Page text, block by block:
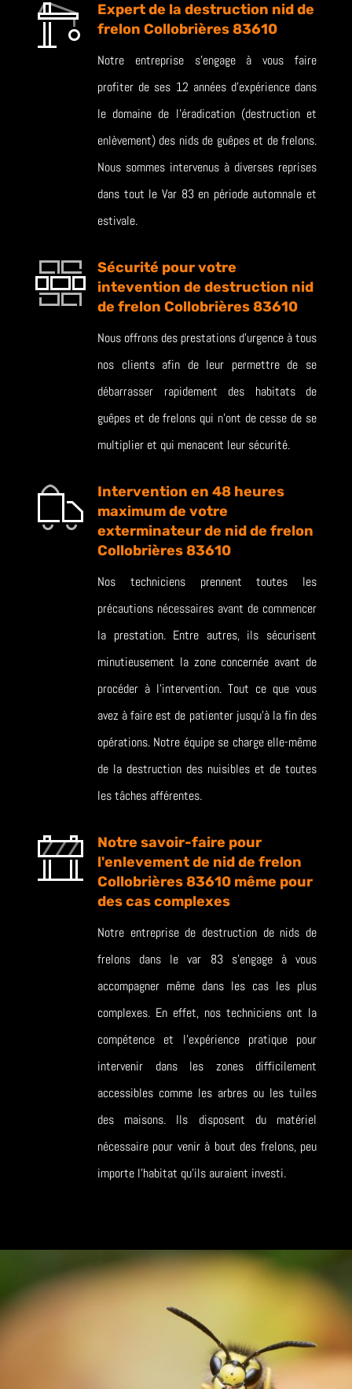
Expert de la destruction nid de
frelon Collobrières 83610
Notre entreprise s’engage à vous faire
profiter de ses 12 années d’expérience dans
le domaine de l’éradication (destruction et
enlèvement) des nids de guêpes et de frelons.
Nous sommes intervenus à diverses reprises
dans tout le Var 83 en période automnale et
estivale.
Sécurité pour votre
intevention de destruction nid
de frelon Collobrières 83610
Nous offrons des prestations d’urgence à tous
nos clients afin de leur permettre de se
débarrasser rapidement des habitats de
guêpes et de frelons qui n’ont de cesse de se
multiplier et qui menacent leur sécurité.
Intervention en 48 heures
maximum de votre
exterminateur de nid de frelon
Collobrières 83610
Nos techniciens prennent toutes les
précautions nécessaires avant de commencer
la prestation. Entre autres, ils sécurisent
minutieusement la zone concernée avant de
procéder à l’intervention. Tout ce que vous
avez à faire est de patienter jusqu’à la fin des
opérations. Notre équipe se charge elle-même
de la destruction des nuisibles et de toutes
les tâches afférentes.
Notre savoir-faire pour
l'enlevement de nid de frelon
Collobrières 83610 même pour
des cas complexes
Notre entreprise de destruction de nids de
frelons dans le var 83 s’engage à vous
accompagner même dans les cas les plus
complexes. En effet, nos techniciens ont la
compétence et l’expérience pratique pour
intervenir dans les zones difficilement
accessibles comme les arbres ou les tuiles
des maisons. Ils disposent du matériel
nécessaire pour venir à bout des frelons, peu
importe l’habitat qu’ils auraient investi.